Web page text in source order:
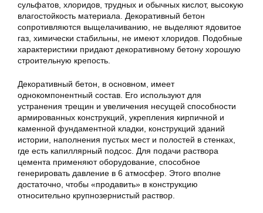
сульфатов, хлоридов, трудных и обычных кислот, высокую
влагостойкость материала. Декоративный бетон
сопротивляются выщелачиванию, не выделяют ядовитое
газ, химически стабильны, не имеют хлоридов. Подобные
характеристики придают декоративному бетону хорошую
строительную крепость.
Декоративный бетон, в основном, имеет
однокомпонентный состав. Его используют для
устранения трещин и увеличения несущей способности
армированных конструкций, укрепления кирпичной и
каменной фундаментной кладки, конструкций зданий
истории, наполнения пустых мест и полостей в стенках,
где есть капиллярный подсос. Для подачи раствора
цемента применяют оборудование, способное
генерировать давление в 6 атмосфер. Этого вполне
достаточно, чтобы «продавить» в конструкцию
относительно крупнозернистый раствор.